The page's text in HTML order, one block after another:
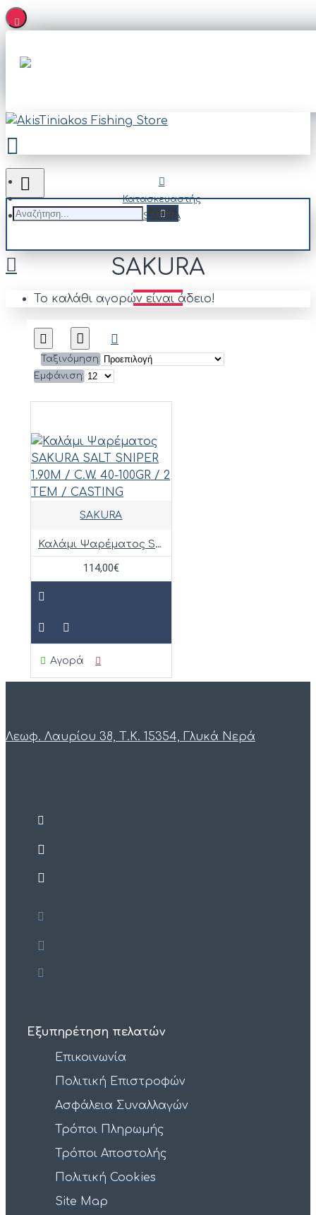
Το καλάθι αγορών είναι άδειο!
Κατασκευαστής
SAKURA
SAKURA
Ταξινόμηση:
Εμφάνιση:
SAKURA
Καλάμι Ψαρέματος SAKURA SALT SNIPER 1.90M / C.W. 40-100GR / 2 ΤΕΜ / CASTING
114,00€
Αγορά
Λεωφ. Λαυρίου 38, Τ.Κ. 15354, Γλυκά Νερά
Εξυπηρέτηση πελατών
Επικοινωνία
Πολιτική Επιστροφών
Ασφάλεια Συναλλαγών
Τρόποι Πληρωμής
Τρόποι Αποστολής
Πολιτική Cookies
Site Map